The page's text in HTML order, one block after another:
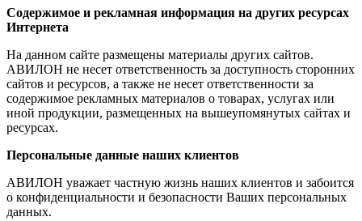
Содержимое и рекламная информация на других ресурсах
Интернета
На данном сайте размещены материалы других сайтов.
АВИЛОН не несет ответственность за доступность сторонних
сайтов и ресурсов, а также не несет ответственности за
содержимое рекламных материалов о товарах, услугах или
иной продукции, размещенных на вышеупомянутых сайтах и
ресурсах.
Персональные данные наших клиентов
АВИЛОН уважает частную жизнь наших клиентов и забоится
о конфиденциальности и безопасности Ваших персональных
данных.